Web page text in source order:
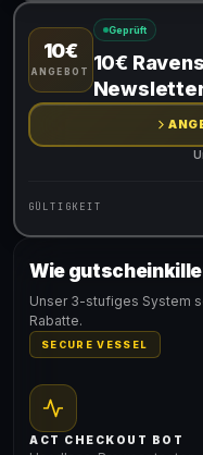
Gültig für teilnehmende
10€
ANGEBOT
Geprüft
10€
GÜLTIGKEIT
Gültig für teilnehmende
Wie
Unser 3-stufiges System
Rabatte.
SECURE VESSEL
ACT CHECKOUT BOT